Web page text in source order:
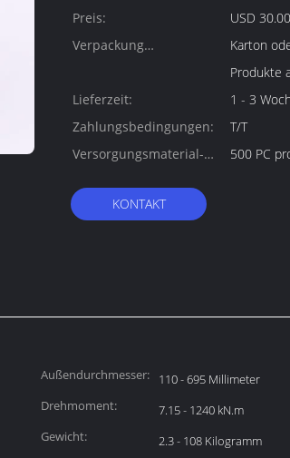
Preis:
USD
Verpackung
Karton
Produkte
Lieferzeit:
1 - 3
Zahlungsbedingungen:
T/T
Versorgungsmaterial-
500 PC
KONTAKT
Außendurchmesser:
110 - 695 Millimeter
Drehmoment:
7.15 - 1240 kN.m
Gewicht:
2.3 - 108 Kilogramm